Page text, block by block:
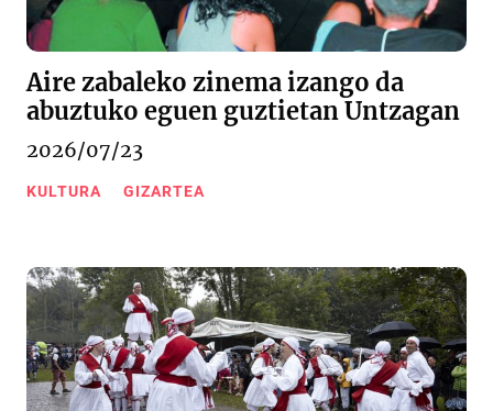
Aire zabaleko zinema izango da
abuztuko eguen guztietan Untzagan
2026/07/23
KULTURA GIZARTEA